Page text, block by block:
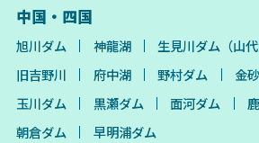
中国・四国
旭川ダム 神龍湖 生見川ダム（山代
旧吉野川
府中湖 野村ダム 金
玉川ダム
黒瀬ダム 面河ダム
朝倉ダム
早明浦ダム